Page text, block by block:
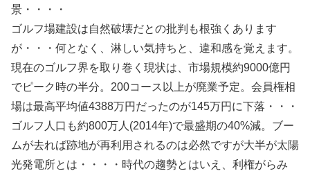
景・・・・
ゴルフ場建設は自然破壊だとの批判も根強くあります
が・・・何となく、淋しい気持ちと、違和感を覚えます。
現在のゴルフ界を取り巻く現状は、市場規模約9000億円
でピーク時の半分。200コース以上が廃業予定。会員権相
場は最高平均値4388万円だったのが145万円に下落・・・
ゴルフ人口も約800万人(2014年)で最盛期の40%減。ブー
ムが去れば跡地が再利用されるのは必然ですが大半が太陽
光発電所とは・・・・時代の趨勢とはいえ、利権がらみ